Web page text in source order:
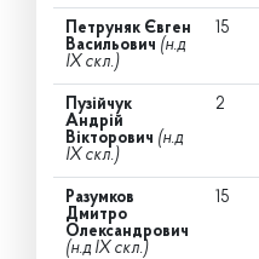
Петруняк Євген
Васильович (н.д
IX скл.)
15
Пузійчук
Андрій
Вікторович (н.д
IX скл.)
2
Разумков
Дмитро
Олександрович
(н.д IX скл.)
15